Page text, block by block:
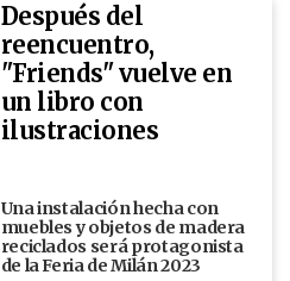
Después del
reencuentro,
"Friends" vuelve en
un libro con
ilustraciones
Una instalación hecha con
muebles y objetos de madera
reciclados será protagonista
de la Feria de Milán 2023